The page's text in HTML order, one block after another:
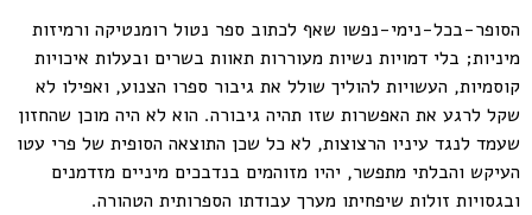
הסופר-בכל-נימי-נפשו שאף לכתוב ספר נטול רומנטיקה ורמיזות
מיניות; בלי דמויות נשיות מעוררות תאוות בשרים ובעלות איכויות
קוסמיות, העשויות להוליך שולל את גיבור ספרו הצנוע, ואפילו לא
שקל לרגע את האפשרות שזו תהיה גיבורה. הוא לא היה מוכן שהחזון
שעמד לנגד עיניו הרצוצות, לא כל שכן התוצאה הסופית של פרי עטו
העיקש והבלתי מתפשר, יהיו מזוהמים בנדבכים מיניים מזדמנים
ובגסויות זולות שיפחיתו מערך עבודתו הספרותית הטהורה.